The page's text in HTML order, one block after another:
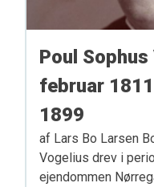
Poul
februar
1899
af Lars Bo Larsen
Vogelius drev i
ejendommen